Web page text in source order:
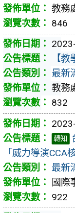
教務
846
【
最新
教務
832
轉知
「威力導演CCA
最新
國際
922